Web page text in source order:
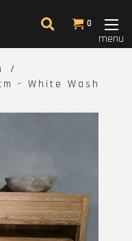
0
menu
- White Wash